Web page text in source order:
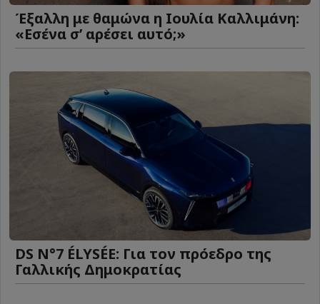
Έξαλλη με θαμώνα η Ιουλία Καλλιμάνη:
«Εσένα σ’ αρέσει αυτό;»
DS N°7 ÉLYSÉE: Για τον πρόεδρο της
Γαλλικής Δημοκρατίας